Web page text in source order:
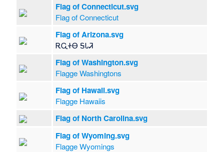
Flag of Connecticut.svg
Flag of Connecticut
Flag of Arizona.svg
ᎡᏩᏐᎾ ᎦᏓᏘ
Flag of Washington.svg
Flagge Washingtons
Flag of Hawaii.svg
Flagge Hawaiis
Flag of North Carolina.svg
Flag of Wyoming.svg
Flagge Wyomings